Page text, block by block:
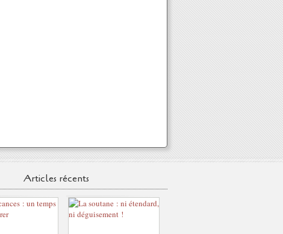
Articles récents